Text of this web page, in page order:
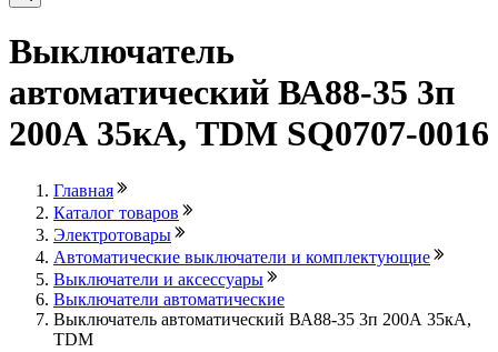
Выключатель
автоматический ВА88-35 3п
200А 35кА, TDM SQ0707-0016
Главная
Каталог товаров
Электротовары
Автоматические выключатели и комплектующие
Выключатели и аксессуары
Выключатели автоматические
Выключатель автоматический ВА88-35 3п 200А 35кА,
TDM